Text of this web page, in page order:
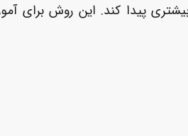
پیدا کند. این روش برای